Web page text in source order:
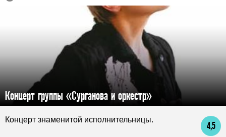
Концерт группы «Сурганова и оркестр»
4,5
Концерт знаменитой исполнительницы.